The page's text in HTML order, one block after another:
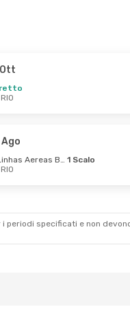
Ago
Azul Linhas Aereas Brasileiras 1 Scalo
specificati e non